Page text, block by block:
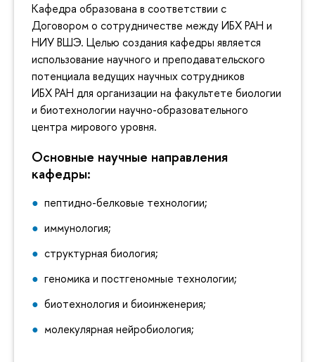
Кафедра образована в соответствии с
Договором о сотрудничестве между ИБХ РАН и
НИУ ВШЭ. Целью создания кафедры является
использование научного и преподавательского
потенциала ведущих научных сотрудников
ИБХ РАН для организации на факультете биологии
и биотехнологии научно-образовательного
центра мирового уровня.
Основные научные направления
кафедры:
пептидно-белковые технологии;
иммунология;
структурная биология;
геномика и постгеномные технологии;
биотехнология и биоинженерия;
молекулярная нейробиология;